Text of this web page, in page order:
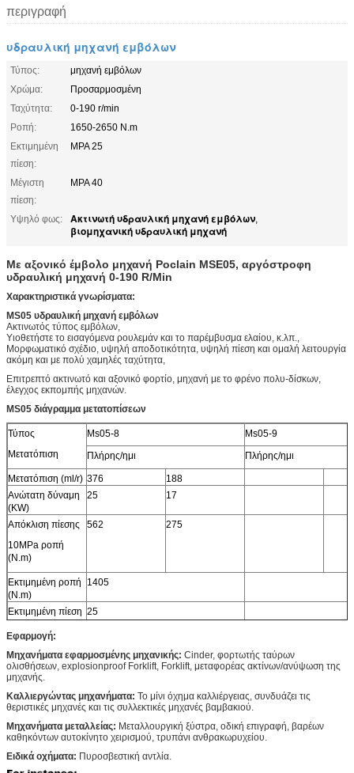
περιγραφή
υδραυλική μηχανή εμβόλων
Τύπος:
μηχανή εμβόλων
Χρώμα:
Προσαρμοσμένη
Ταχύτητα:
0-190 r/min
Ροπή:
1650-2650 N.m
Εκτιμημένη
πίεση:
MPA 25
Μέγιστη
πίεση:
MPA 40
Υψηλό φως: Ακτινωτή υδραυλική μηχανή εμβόλων,
βιομηχανική υδραυλική μηχανή
Με αξονικό έμβολο μηχανή Poclain MSE05, αργόστροφη
υδραυλική μηχανή 0-190 R/Min
Χαρακτηριστικά γνωρίσματα:
MS05 υδραυλική μηχανή εμβόλων
Ακτινωτός τύπος εμβόλων,
Υιοθετήστε το εισαγόμενα ρουλεμάν και το παρέμβυσμα ελαίου, κ.λπ.,
Μορφωματικό σχέδιο, υψηλή αποδοτικότητα, υψηλή πίεση και ομαλή λειτουργία
ακόμη και με πολύ χαμηλές ταχύτητα,
Επιτρεπτό ακτινωτό και αξονικό φορτίο, μηχανή με το φρένο πολυ-δίσκων,
έλεγχος εκπομπής μηχανών.
MS05 διάγραμμα μετατοπίσεων
Τύπος
Μετατόπιση
Ms05-8
Ms05-9
Πλήρης/ημι
Πλήρης/ημι
Μετατόπιση (ml/r) 376
188
Ανώτατη δύναμη
(KW)
25 17
Απόκλιση πίεσης
10MPa ροπή
(N.m)
562 275
Εκτιμημένη ροπή
(N.m)
1405
Εκτιμημένη πίεση
(MPA)
25
Ανώτατη πίεση
(MPA)
Εκτιμημένη
ταχύτητα (r/min)
90
Σειρά ταχύτητας
(r/min)
0-200
Εφαρμογή:
Μηχανήματα εφαρμοσμένης μηχανικής: Cinder, φορτωτής ταύρων
ολισθήσεων, explosionproof Forklift, Forklift, μεταφορέας ακτίνων/ανύψωση της
μηχανής.
Καλλιεργώντας μηχανήματα: Το μίνι όχημα καλλιέργειας, συνδυάζει τις
θεριστικές μηχανές και τις συλλεκτικές μηχανές βαμβακιού.
Μηχανήματα μεταλλείας: Μεταλλουργική ξύστρα, οδική επιγραφή, βαρέων
καθηκόντων αυτοκίνητο χειρισμού, τρυπάνι ανθρακωρυχείου.
Ειδικά οχήματα: Πυροσβεστική αντλία.